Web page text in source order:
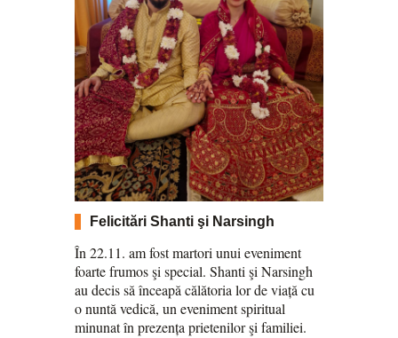
Felicitări Shanti şi Narsingh
În 22.11. am fost martori unui eveniment
foarte frumos şi special. Shanti şi Narsingh
au decis să înceapă călătoria lor de viață cu
o nuntă vedică, un eveniment spiritual
minunat în prezența prietenilor şi familiei.